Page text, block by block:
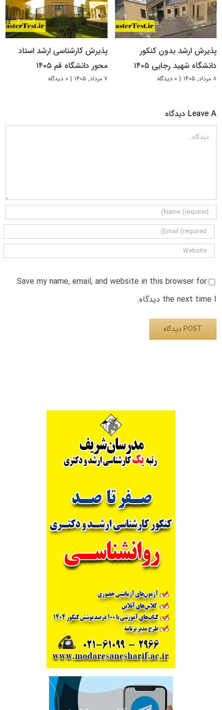
پذیرش ارشد بدون کنکور
دانشگاه شهید رجایی ۱۴۰۵
۸ مرداد, ۱۴۰۵ | ۰ دیدگاه
پذیرش کارشناسی ارشد استاد
محور دانشگاه قم ۱۴۰۵
۷ مرداد, ۱۴۰۵ | ۰ دیدگاه
Leave A دیدگاه
دیدگاه
Save my name, email, and website in this browser for
the next time I دیدگاه.